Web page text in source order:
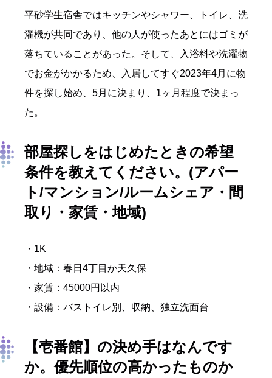
平砂学生宿舎ではキッチンやシャワー、トイレ、洗
濯機が共同であり、他の人が使ったあとにはゴミが
落ちていることがあった。そして、入浴料や洗濯物
でお金がかかるため、入居してすぐ2023年4月に物
件を探し始め、5月に決まり、1ヶ月程度で決まっ
た。
部屋探しをはじめたときの希望
条件を教えてください。(アパー
ト/マンション/ルームシェア・間
取り・家賃・地域)
・1K
・地域：春日4丁目か天久保
・家賃：45000円以内
・設備：バストイレ別、収納、独立洗面台
【壱番館】 の決め手はなんです
か。優先順位の高かったものか